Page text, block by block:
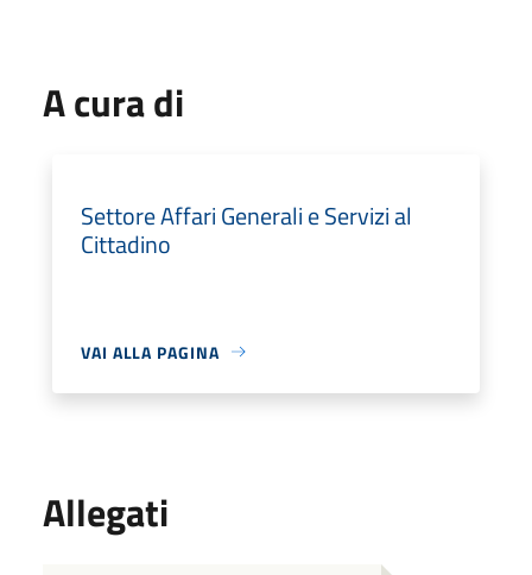
A cura di
Settore Affari Generali e Servizi al
Cittadino
VAI ALLA PAGINA
Allegati